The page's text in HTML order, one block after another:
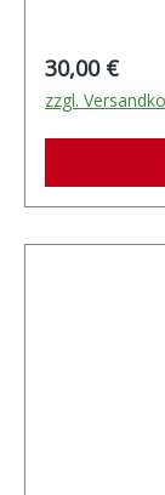
Regulärer
30,00 €
zzgl.